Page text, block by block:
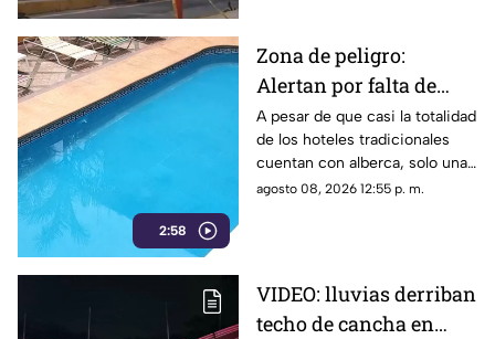
2:58
Zona de peligro:
Alertan por falta de
medidas de seguridad
en albercas de hoteles
tradicionales
A pesar de que casi la totalidad
de los hoteles tradicionales
cuentan con alberca, solo una
mínima parte dispone de
agosto 08, 2026 12:55 p. m.
VIDEO: lluvias derriban
techo de cancha en